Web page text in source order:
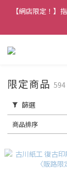
香港訂單金額滿
【網店限定！】
香港訂單金額滿
限定商品 594
篩選
商品排序